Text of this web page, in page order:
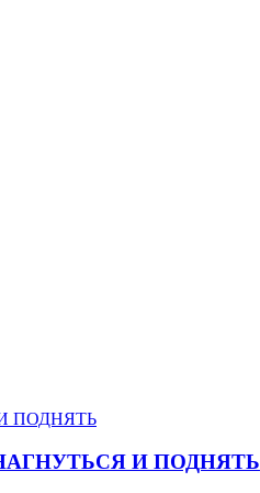
И ПОДНЯТЬ